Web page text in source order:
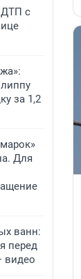
ДТП с
за 1,2
Для
ванн:
перед
видео